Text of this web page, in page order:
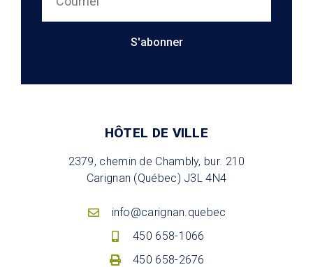
S'abonner
HÔTEL DE VILLE
2379, chemin de Chambly, bur. 210
Carignan (Québec) J3L 4N4
info@carignan.quebec
450 658-1066
450 658-2676